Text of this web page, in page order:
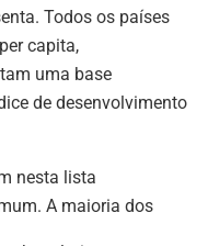
Todos os países
capita,
uma base
de desenvolvimento
nesta lista
A maioria dos